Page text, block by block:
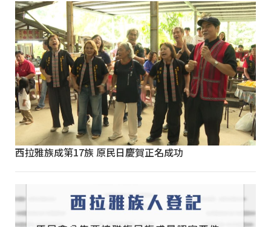
西拉雅族成第17族 原民日慶賀正名成功